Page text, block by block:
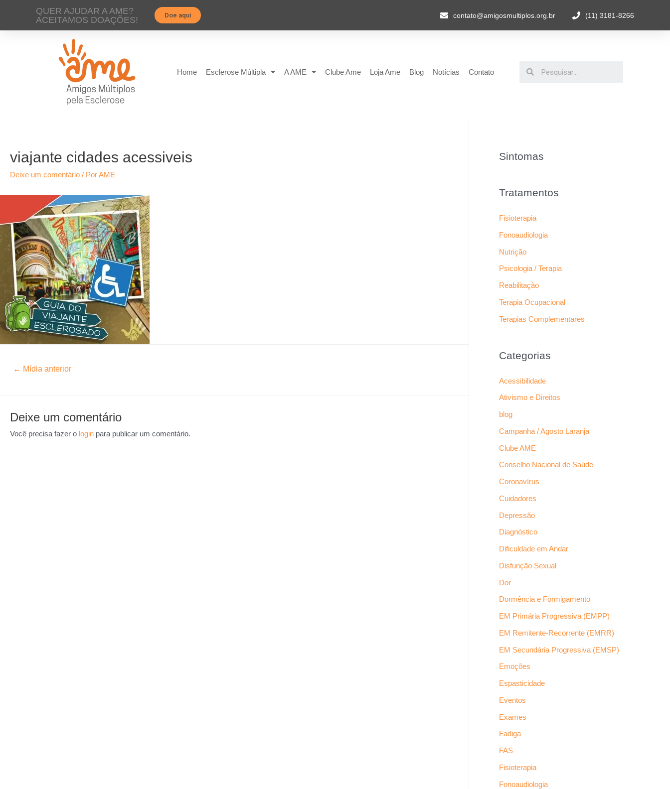
QUER AJUDAR A AME?
ACEITAMOS DOAÇÕES!
Doe aqui contato@amigosmultiplos.org.br (11) 3181-8266
Home Esclerose Múltipla A AME Clube Ame Loja Ame Blog Notícias Contato
viajante cidades acessiveis
Deixe um comentário / PorAME
← Mídia anterior
Deixe um comentário
Você precisa fazer o login para publicar um comentário.
Sintomas
Tratamentos
Fisioterapia
Fonoaudiologia
Nutrição
Psicologia / Terapia
Reabilitação
Terapia Ocupacional
Terapias Complementares
Categorias
Acessibilidade
Ativismo e Direitos
blog
Campanha / Agosto Laranja
Clube AME
Conselho Nacional de Saúde
Coronavírus
Cuidadores
Depressão
Diagnóstico
Dificuldade em Andar
Disfunção Sexual
Dor
Dormência e Formigamento
EM Primária Progressiva (EMPP)
EM Remitente-Recorrente (EMRR)
EM Secundária Progressiva (EMSP)
Emoções
Espasticidade
Eventos
Exames
Fadiga
FAS
Fisioterapia
Fonoaudiologia